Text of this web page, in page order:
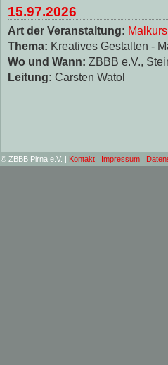
15.97.2026
Art der Veranstaltung: Malkurs
Thema: Kreatives Gestalten -
Wo und Wann: ZBBB e.V.,
Leitung: Carsten Watol
© ZBBB Pirna e.V. | Kontakt | Impressum |